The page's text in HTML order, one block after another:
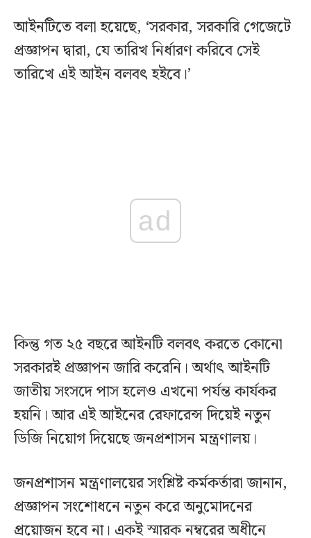
আইনটিতে বলা হয়েছে, ‘সরকার, সরকারি গেজেটে
প্রজ্ঞাপন দ্বারা, যে তারিখ নির্ধারণ করিবে সেই
তারিখে এই আইন বলবৎ হইবে।’
ad
কিন্তু গত ২৫ বছরে আইনটি বলবৎ করতে কোনো
সরকারই প্রজ্ঞাপন জারি করেনি। অর্থাৎ আইনটি
জাতীয় সংসদে পাস হলেও এখনো পর্যন্ত কার্যকর
হয়নি। আর এই আইনের রেফারেন্স দিয়েই নতুন
ডিজি নিয়োগ দিয়েছে জনপ্রশাসন মন্ত্রণালয়।
জনপ্রশাসন মন্ত্রণালয়ের সংশ্লিষ্ট কর্মকর্তারা জানান,
প্রজ্ঞাপন সংশোধনে নতুন করে অনুমোদনের
প্রয়োজন হবে না। একই স্মারক নম্বরের অধীনে